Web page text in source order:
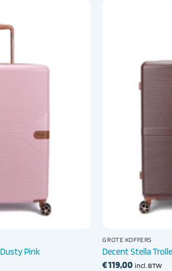
Pink
GROTE KOFFERS
Decent Stella
€119,00 incl. BTW